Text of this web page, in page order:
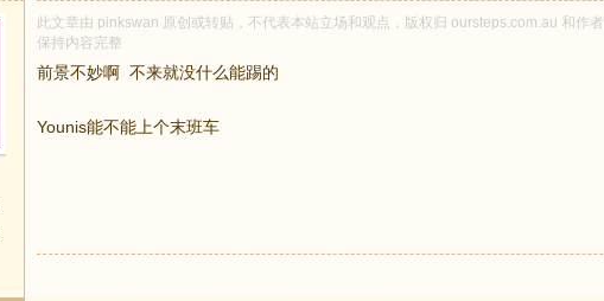
此文章由 pinkswan 原创或转贴，不代表本站立场和观点，版权归 oursteps.com.au 和作
保持内容完整
前景不妙啊 不来就没什么能踢的
Younis能不能上个末班车